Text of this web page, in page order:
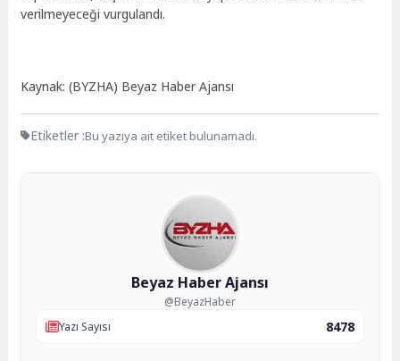
verilmeyeceği vurgulandı.
Kaynak: (BYZHA) Beyaz Haber Ajansı
Etiketler :Bu yazıya ait etiket bulunamadı.
Beyaz Haber Ajansı
@BeyazHaber
Yazı Sayısı
8478